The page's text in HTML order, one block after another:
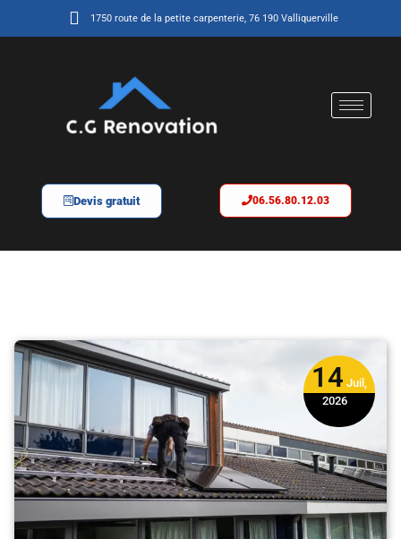
1750 route de la petite carpenterie, 76 190 Valliquerville
Devis gratuit 06.56.80.12.03
14 Juil,
2026